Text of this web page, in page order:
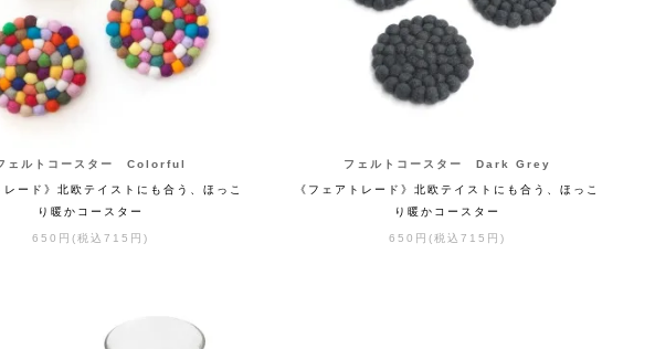
ェルトコースター Colorful
レード》北欧テイストにも合う、ほっこ
り暖かコースター
650円(税込715円)
フェルトコースター Dark Grey
《フェアトレード》北欧テイストにも合う、ほっこ
り暖かコースター
650円(税込715円)